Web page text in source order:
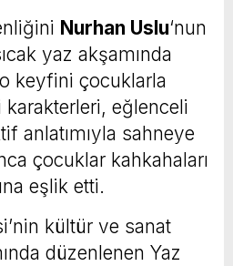
Nurhan Uslu‘nun
yaz akşamında
keyfini çocuklarla
eğlenceli
anlatımıyla sahneye
çocuklar kahkahaları
eşlik etti.
kültür ve sanat
düzenlenen Yaz